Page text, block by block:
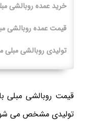
خرید عمده روبالشی
قیمت عمده روبالشی
تولیدی روبالشی
قیمت روبالشی مبلی
تولیدی مشخص می